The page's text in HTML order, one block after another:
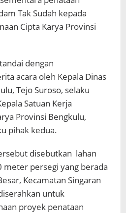
Tak Sudah kepada
Cipta Karya Provinsi
dengan
acara oleh Kepala Dinas
Tejo Suroso, selaku
Satuan Kerja
Provinsi Bengkulu,
pihak kedua.
disebutkan lahan
meter persegi yang berada
Kecamatan Singaran
untuk
proyek penataan